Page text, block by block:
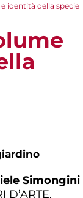
identità della specie
Simongini